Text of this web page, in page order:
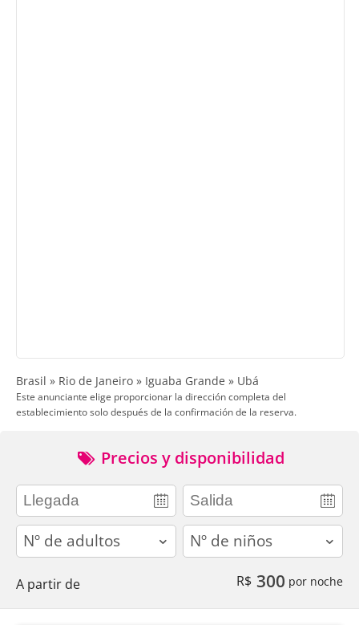
Brasil » Rio de Janeiro » Iguaba Grande » Ubá
Este anunciante elige proporcionar la dirección completa del
establecimiento solo después de la confirmación de la reserva.
Precios y disponibilidad
adults children
A partir de R$ 300 por noche